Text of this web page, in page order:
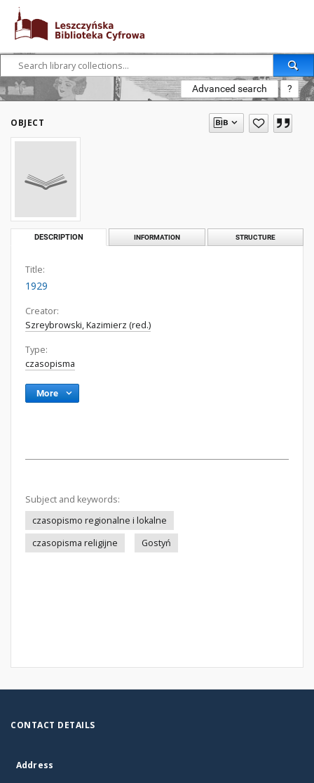
Advanced search ?
OBJECT
DESCRIPTION INFORMATION STRUCTURE
Title:
1929
Creator:
Szreybrowski, Kazimierz (red.)
Type:
czasopisma
More
Subject and keywords:
czasopismo regionalne i lokalne
czasopisma religijne
Gostyń
CONTACT DETAILS
Address